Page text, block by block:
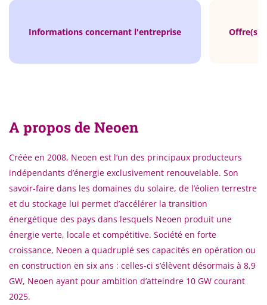
Informations concernant l'entreprise Offre(s)
A propos de Neoen
Créée en 2008, Neoen est l’un des principaux producteurs
indépendants d’énergie exclusivement renouvelable. Son
savoir-faire dans les domaines du solaire, de l’éolien terrestre
et du stockage lui permet d’accélérer la transition
énergétique des pays dans lesquels Neoen produit une
énergie verte, locale et compétitive. Société en forte
croissance, Neoen a quadruplé ses capacités en opération ou
en construction en six ans : celles-ci s’élèvent désormais à 8,9
GW, Neoen ayant pour ambition d’atteindre 10 GW courant
2025.